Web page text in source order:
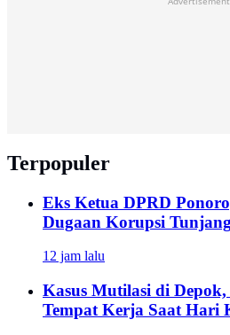
Terpopuler
Eks Ketua DPRD
Dugaan Korupsi
12 jam lalu
Kasus Mutilasi di
Tempat Kerja Saat Hari